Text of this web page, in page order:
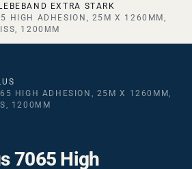
EXTRA STARK
HIGH ADHESION, 25M X 1260MM,
1200ΜM
HIGH ADHESION, 25M X 1260MM,
1200ΜM
7065 High